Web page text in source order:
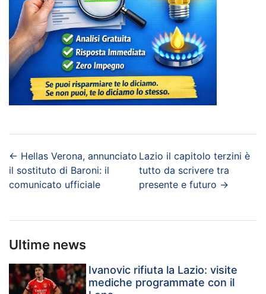
← Hellas Verona, annunciato
il sostituto di Baroni: il
comunicato ufficiale
Lazio il capitolo terzini è
tutto da scrivere tra
presente e futuro →
Ultime news
Ivanovic rifiuta la Lazio: visite
mediche programmate con il